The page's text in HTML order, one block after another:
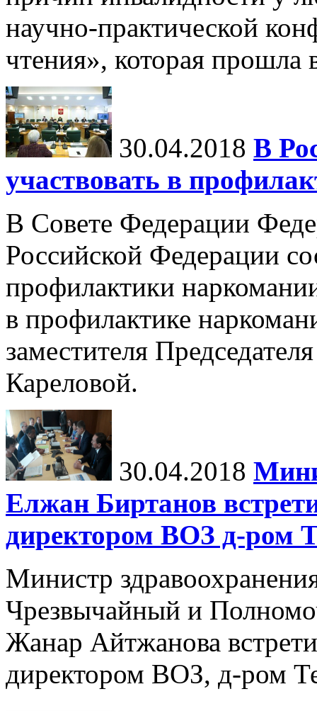
научно-практической
чтения», которая прошла
30.04.2018 В
участвовать в
В Совете Федерации
Российской Федерации
профилактики
в профилактике
заместителя
Кареловой.
30.04.2018
Елжан Биртанов
директором ВОЗ д-ром
Министр
Чрезвычайный и
Жанар Айтжанова
директором ВОЗ, д-ром